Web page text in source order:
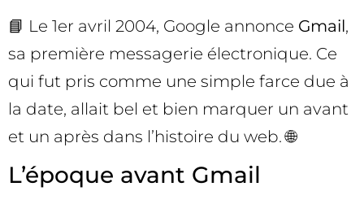
📘 Le 1er avril 2004, Google annonce Gmail,
sa première messagerie électronique. Ce
qui fut pris comme une simple farce due à
la date, allait bel et bien marquer un avant
et un après dans l’histoire du web. 🌐
L’époque avant Gmail